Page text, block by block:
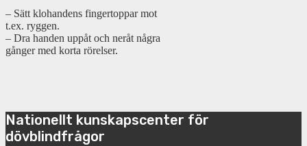
– Sätt klohandens fingertoppar mot
t.ex. ryggen.
– Dra handen uppåt och neråt några
gånger med korta rörelser.
Nationellt kunskapscenter för
dövblindfrågor